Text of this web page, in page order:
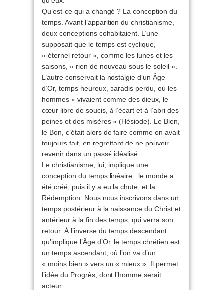
Qu’est-ce qui a changé ? La conception du
temps. Avant l’apparition du christianisme,
deux conceptions cohabitaient. L’une
supposait que le temps est cyclique,
« éternel retour », comme les lunes et les
saisons, « rien de nouveau sous le soleil ».
L’autre conservait la nostalgie d’un Âge
d’Or, temps heureux, paradis perdu, où les
hommes « vivaient comme des dieux, le
cœur libre de soucis, à l’écart et à l’abri des
peines et des misères » (Hésiode). Le Bien,
le Bon, c’était alors de faire comme on avait
toujours fait, en regrettant de ne pouvoir
revenir dans un passé idéalisé.
Le christianisme, lui, implique une
conception du temps linéaire : le monde a
été créé, puis il y a eu la chute, et la
Rédemption. Nous nous inscrivons dans un
temps postérieur à la naissance du Christ et
antérieur à la fin des temps, qui verra son
retour. À l’inverse du temps descendant
qu’implique l’Âge d’Or, le temps chrétien est
un temps ascendant, où l’on va d’un
« moins bien » vers un « mieux ». Il permet
l’idée du Progrès, dont l’homme serait
acteur.